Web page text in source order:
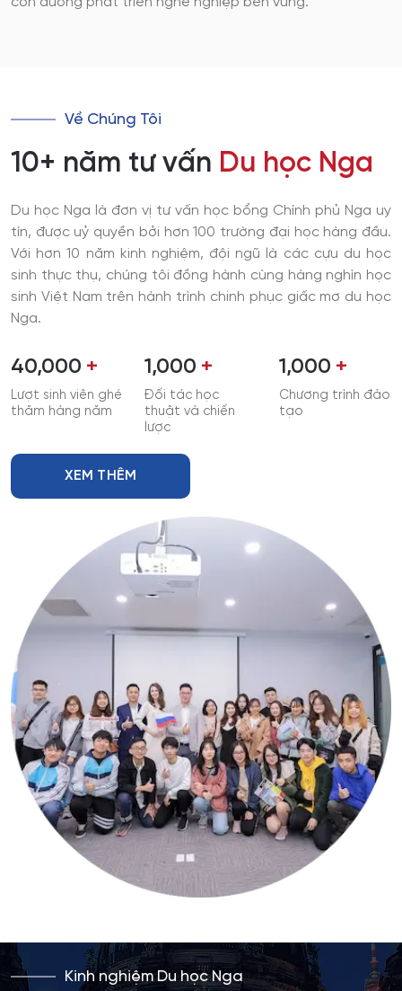
Về Chúng Tôi
10+ năm tư vấn Du học Nga
Du học Nga là đơn vị tư vấn học bổng Chính phủ Nga uy
tín, được uỷ quyền bởi hơn 100 trường đại học hàng đầu.
Với hơn 10 năm kinh nghiệm, đội ngũ là các cựu du học
sinh thực thụ, chúng tôi đồng hành cùng hàng nghìn học
sinh Việt Nam trên hành trình chinh phục giấc mơ du học
Nga.
40,000
Lượt sinh viên ghé
thăm hàng năm
1,000
Đối tác học
thuật và chiến
lược
1,000
Chương trình đào
tạo
XEM THÊM
Kinh nghiệm Du học Nga